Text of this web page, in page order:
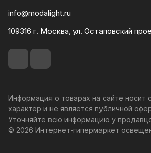
info@modalight.ru
109316 г. Москва, ул. Остаповский
Информация о товарах на сайте носит
характер и не является публичной
Уточняйте всю информацию у
© 2026 Интернет-гипермаркет